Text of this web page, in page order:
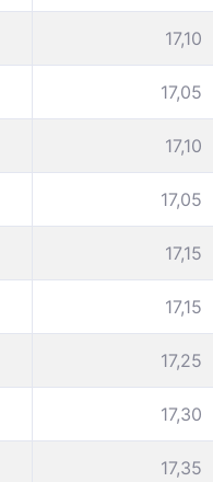
17,10
17,05
17,10
17,05
17,15
17,15
17,25
17,30
17,35